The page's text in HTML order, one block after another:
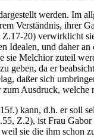
werden. Im
Verständnis, ihrer
20) verwirklicht
Idealen, und daher
sie Melchior zuteil
geben, da er
daßer sich
Ausdruck, welche
kann, d.h. er soll
Z.2), ist Frau
sie die ihm schon